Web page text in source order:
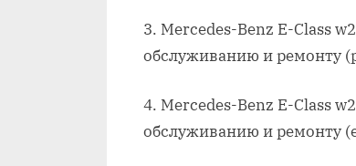
3. Mercedes-Benz E-Class
обслуживанию и ремонту
4. Mercedes-Benz E-Class
обслуживанию и ремонту